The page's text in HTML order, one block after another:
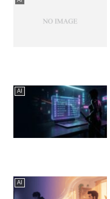
AI
AI